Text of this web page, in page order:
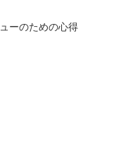
ーのための心得